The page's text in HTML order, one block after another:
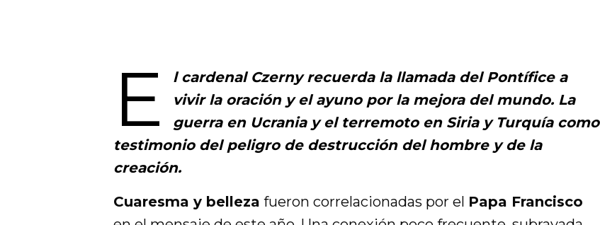
E
l cardenal Czerny recuerda la llamada del Pontífice a
vivir la oración y el ayuno por la mejora del mundo. La
guerra en Ucrania y el terremoto en Siria y Turquía como
testimonio del peligro de destrucción del hombre y de la
creación.
Cuaresma y belleza fueron correlacionadas por el Papa Francisco